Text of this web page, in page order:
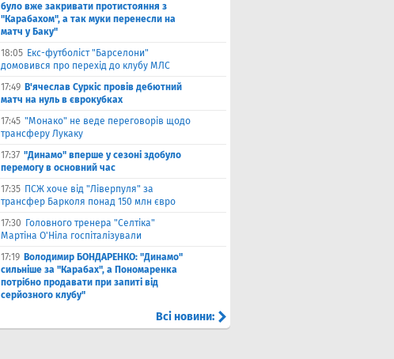
було вже закривати протистояння з
"Карабахом", а так муки перенесли на
матч у Баку"
18:05 Екс-футболіст "Барселони"
домовився про перехід до клубу МЛС
17:49 В'ячеслав Суркіс провів дебютний
матч на нуль в єврокубках
17:45 "Монако" не веде переговорів щодо
трансферу Лукаку
17:37 "Динамо" вперше у сезоні здобуло
перемогу в основний час
17:35 ПСЖ хоче від "Ліверпуля" за
трансфер Барколя понад 150 млн євро
17:30 Головного тренера "Селтіка"
Мартіна О'Ніла госпіталізували
17:19 Володимир БОНДАРЕНКО: "Динамо"
сильніше за "Карабах", а Пономаренка
потрібно продавати при запиті від
серйозного клубу"
Всі новини: